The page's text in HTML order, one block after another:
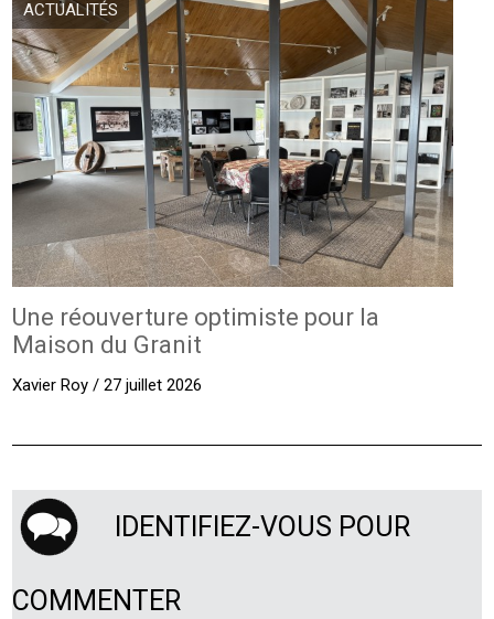
ACTUALITÉS
Une réouverture optimiste pour la
Maison du Granit
Xavier Roy / 27 juillet 2026
IDENTIFIEZ-VOUS POUR
COMMENTER